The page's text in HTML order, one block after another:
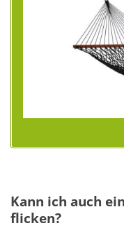
Kann ich auch
flicken?